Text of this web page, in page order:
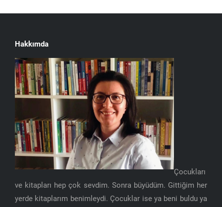
Hakkımda
Çocukları
ve kitapları hep çok sevdim. Sonra büyüdüm. Gittiğim her
yerde kitaplarım benimleydi. Çocuklar ise ya beni buldu ya